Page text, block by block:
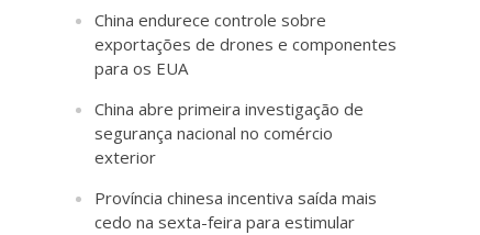
China endurece controle sobre
exportações de drones e componentes
para os EUA
China abre primeira investigação de
segurança nacional no comércio
exterior
Província chinesa incentiva saída mais
cedo na sexta-feira para estimular